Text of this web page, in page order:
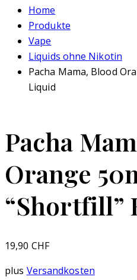
Home
Produkte
Vape
Liquids ohne Nikotin
Pacha Mama, Blood
Liquid
Pacha
Orange
“Shortfill”
19,90 CHF
plus Versandkosten